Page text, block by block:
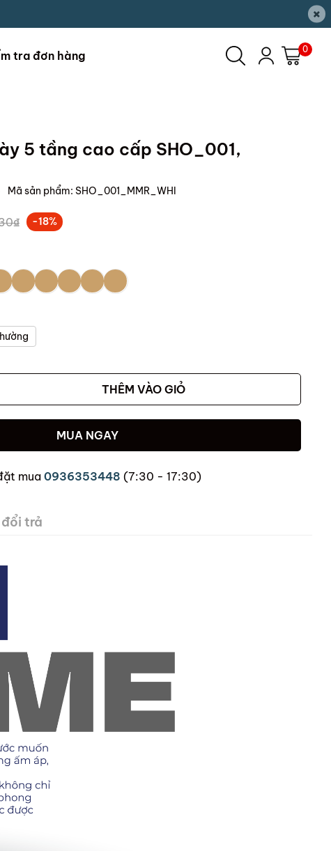
×
tra đơn hàng 0
5 tầng cao cấp SHO_001,
Mã sản phẩm: SHO_001_MMR_WHI
-18%
THÊM VÀO GIỎ
MUA NGAY
mua0936353448 (7:30 - 17:30)
trả